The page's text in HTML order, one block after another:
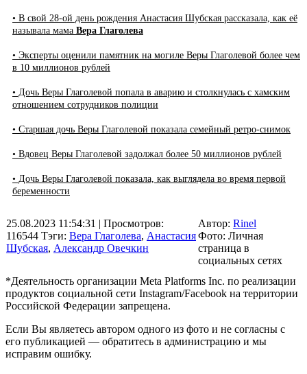
• В свой 28-ой день рождения Анастасия Шубская рассказала, как её
называла мама Вера Глаголева
• Эксперты оценили памятник на могиле Веры Глаголевой более чем
в 10 миллионов рублей
• Дочь Веры Глаголевой попала в аварию и столкнулась с хамским
отношением сотрудников полиции
• Старшая дочь Веры Глаголевой показала семейный ретро-снимок
• Вдовец Веры Глаголевой задолжал более 50 миллионов рублей
• Дочь Веры Глаголевой показала, как выглядела во время первой
беременности
25.08.2023 11:54:31 | Просмотров:
116544 Тэги: Вера Глаголева, Анастасия
Шубская, Александр Овечкин
Автор: Rinel
Фото: Личная
страница в
социальных сетях
*Деятельность организации Meta Platforms Inc. по реализации
продуктов социальной сети Instagram/Facebook на территории
Российской Федерации запрещена.
Если Вы являетесь автором одного из фото и не согласны с
его публикацией — обратитесь в администрацию и мы
исправим ошибку.